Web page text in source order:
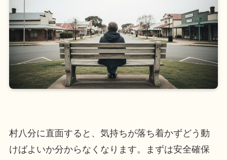
村八分に直面すると、気持ちが落ち着かずどう動
けばよいか分からなくなります。まずは安全確保